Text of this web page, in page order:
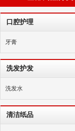
口腔护理
牙膏
洗发护发
洗发水
清洁纸品